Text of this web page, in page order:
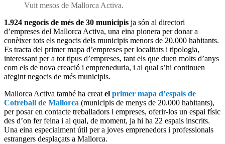
Vuit mesos de Mallorca Activa.
1.924 negocis de més de 30 municipis ja són al directori
d’empreses del Mallorca Activa, una eina pionera per donar a
conèixer tots els negocis dels municipis menors de 20.000 habitants.
Es tracta del primer mapa d’empreses per localitats i tipologia,
interessant per a tot tipus d’empreses, tant els que duen molts d’anys
com els de nova creació i empreneduria, i al qual s’hi continuen
afegint negocis de més municipis.
Mallorca Activa també ha creat el primer mapa d’espais de
Cotreball de Mallorca (municipis de menys de 20.000 habitants),
per posar en contacte treballadors i empreses, oferir-los un espai físic
des d’on fer feina i al qual, de moment, ja hi ha 22 espais inscrits.
Una eina especialment útil per a joves emprenedors i professionals
estrangers desplaçats a Mallorca.